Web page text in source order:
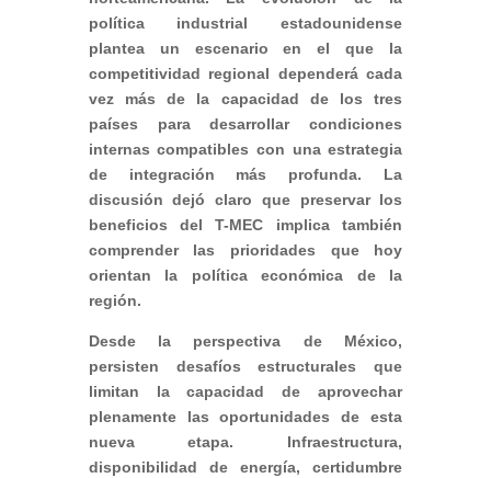
política industrial estadounidense
plantea un escenario en el que la
competitividad regional dependerá cada
vez más de la capacidad de los tres
países para desarrollar condiciones
internas compatibles con una estrategia
de integración más profunda. La
discusión dejó claro que preservar los
beneficios del T-MEC implica también
comprender las prioridades que hoy
orientan la política económica de la
región.
Desde la perspectiva de México,
persisten desafíos estructurales que
limitan la capacidad de aprovechar
plenamente las oportunidades de esta
nueva etapa. Infraestructura,
disponibilidad de energía, certidumbre